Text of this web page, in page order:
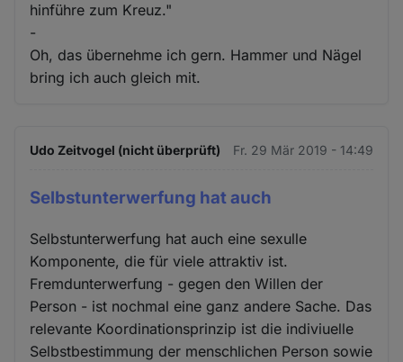
hinführe zum Kreuz."
-
Oh, das übernehme ich gern. Hammer und Nägel
bring ich auch gleich mit.
Udo Zeitvogel (nicht überprüft) Fr. 29 Mär 2019 - 14:49
Selbstunterwerfung hat auch
Selbstunterwerfung hat auch eine sexulle
Komponente, die für viele attraktiv ist.
Fremdunterwerfung - gegen den Willen der
Person - ist nochmal eine ganz andere Sache. Das
relevante Koordinationsprinzip ist die indiviuelle
Selbstbestimmung der menschlichen Person sowie